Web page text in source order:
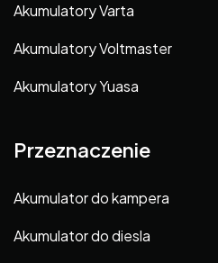
Akumulatory Varta
Akumulatory Voltmaster
Akumulatory Yuasa
Przeznaczenie
Akumulator do kampera
Akumulator do diesla